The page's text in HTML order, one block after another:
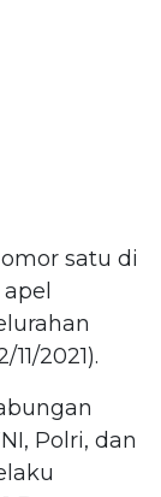
satu di
2021).
Polri, dan